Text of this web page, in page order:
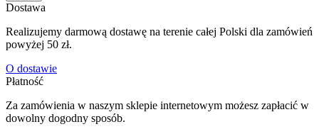
Dostawa
Realizujemy darmową dostawę na terenie całej Polski dla zamówień
powyżej 50 zł.
O dostawie
Płatność
Za zamówienia w naszym sklepie internetowym możesz zapłacić w
dowolny dogodny sposób.